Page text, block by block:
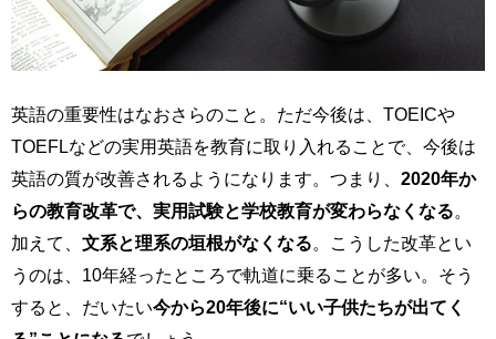
英語の重要性はなおさらのこと。ただ今後は、TOEICや
TOEFLなどの実用英語を教育に取り入れることで、今後は
英語の質が改善されるようになります。つまり、 2020年か
らの教育改革で、実用試験と学校教育が変わらなくなる。
加えて、 文系と理系の垣根がなくなる。こうした改革とい
うのは、10年経ったところで軌道に乗ることが多い。そう
すると、だいたい今から20年後に“いい子供たちが出てく